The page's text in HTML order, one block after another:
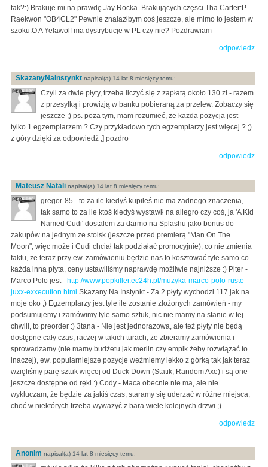
tak?:) Brakuje mi na prawdę Jay Rocka. Brakujących częsci Tha Carter:P
Raekwon "OB4CL2" Pewnie znalazłbym coś jeszcze, ale mimo to jestem w
szoku:O A Yelawolf ma dystrybucje w PL czy nie? Pozdrawiam
odpowiedz
SkazanyNaInstynkt napisal(a) 14 lat 8 miesięcy temu:
Czyli za dwie płyty, trzeba liczyć się z zapłatą około 130 zł - razem
z przesyłką i prowizją w banku pobieraną za przelew. Zobaczy się
jeszcze ;) ps. poza tym, mam rozumieć, że każda pozycja jest
tylko 1 egzemplarzem ? Czy przykładowo tych egzemplarzy jest więcej ? ;)
z góry dzięki za odpowiedź ;] pozdro
odpowiedz
Mateusz Natali napisal(a) 14 lat 8 miesięcy temu:
gregor-85 - to za ile kiedyś kupiłeś nie ma żadnego znaczenia,
tak samo to za ile ktoś kiedyś wystawił na allegro czy coś, ja 'A Kid
Named Cudi' dostalem za darmo na Splashu jako bonus do
zakupów na jednym ze stoisk (jeszcze przed premierą "Man On The
Moon", więc może i Cudi chciał tak podziałać promocyjnie), co nie zmienia
faktu, że teraz przy ew. zamówieniu będzie nas to kosztować tyle samo co
każda inna płyta, ceny ustawiliśmy naprawdę możliwie najniższe :) Piter -
Marco Polo jest - http://www.popkiller.ec24h.pl/muzyka-marco-polo-ruste-
juxx-exxecution.html Skazany Na Instynkt - Za 2 płyty wychodzi 117 jak na
moje oko ;) Egzemplarzy jest tyle ile zostanie złożonych zamówień - my
podsumujemy i zamówimy tyle samo sztuk, nic nie mamy na stanie w tej
chwili, to preorder :) 3tana - Nie jest jednorazowa, ale też płyty nie będą
dostępne cały czas, raczej w takich turach, że zbieramy zamówienia i
sprowadzamy (nie mamy budżetu jak merlin czy empik żeby rozwiązać to
inaczej), ew. popularniejsze pozycje weźmiemy lekko z górką tak jak teraz
wzięliśmy parę sztuk więcej od Duck Down (Statik, Random Axe) i są one
jeszcze dostępne od ręki :) Cody - Maca obecnie nie ma, ale nie
wykluczam, że będzie za jakiś czas, staramy się uderzać w różne miejsca,
choć w niektórych trzeba wyważyć z bara wiele kolejnych drzwi ;)
odpowiedz
Anonim napisal(a) 14 lat 8 miesięcy temu: